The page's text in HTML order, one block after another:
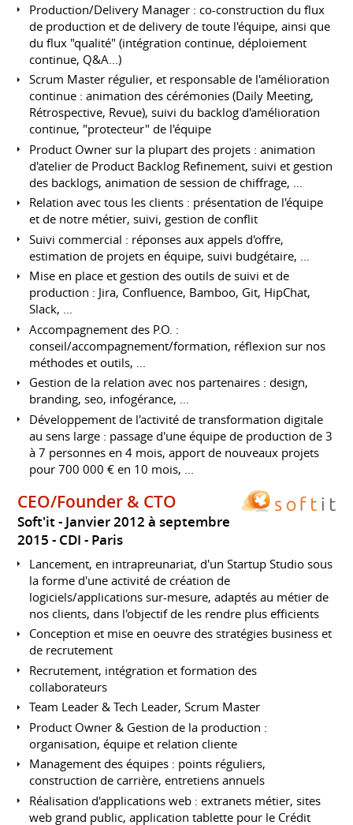
Production/Delivery Manager : co-construction du flux
de production et de delivery de toute l'équipe, ainsi que
du flux "qualité" (intégration continue, déploiement
continue, Q&A...)
Scrum Master régulier, et responsable de l'amélioration
continue : animation des cérémonies (Daily Meeting,
Rétrospective, Revue), suivi du backlog d'amélioration
continue, "protecteur" de l'équipe
Product Owner sur la plupart des projets : animation
d'atelier de Product Backlog Refinement, suivi et gestion
des backlogs, animation de session de chiffrage, ...
Relation avec tous les clients : présentation de l'équipe
et de notre métier, suivi, gestion de conflit
Suivi commercial : réponses aux appels d'offre,
estimation de projets en équipe, suivi budgétaire, ...
Mise en place et gestion des outils de suivi et de
production : Jira, Confluence, Bamboo, Git, HipChat,
Slack, ...
Accompagnement des P.O. :
conseil/accompagnement/formation, réflexion sur nos
méthodes et outils, ...
Gestion de la relation avec nos partenaires : design,
branding, seo, infogérance, ...
Développement de l'activité de transformation digitale
au sens large : passage d'une équipe de production de 3
à 7 personnes en 4 mois, apport de nouveaux projets
pour 700 000 € en 10 mois, ...
CEO/Founder & CTO
Soft'it
Janvier 2012 à septembre
2015 CDI Paris
Lancement, en intrapreunariat, d'un Startup Studio sous
la forme d'une activité de création de
logiciels/applications sur-mesure, adaptés au métier de
nos clients, dans l'objectif de les rendre plus efficients
Conception et mise en oeuvre des stratégies business et
de recrutement
Recrutement, intégration et formation des
collaborateurs
Team Leader & Tech Leader, Scrum Master
Product Owner & Gestion de la production :
organisation, équipe et relation cliente
Management des équipes : points réguliers,
construction de carrière, entretiens annuels
Réalisation d'applications web : extranets métier, sites
web grand public, application tablette pour le Crédit